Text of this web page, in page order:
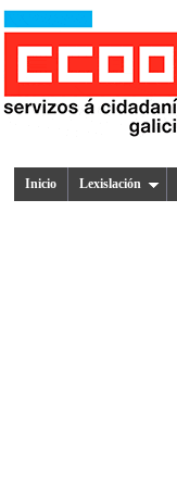
Inicio Lexislación